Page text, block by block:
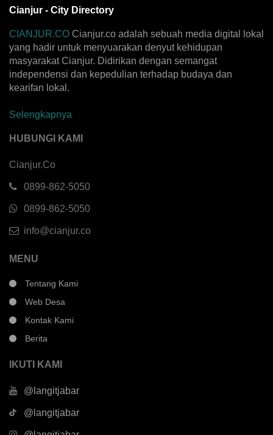
Cianjur - City Directory
CIANJUR.CO Cianjur.co adalah sebuah media digital lokal
yang hadir untuk menyuarakan denyut kehidupan
masyarakat Cianjur. Didirikan dengan semangat
independensi dan kepedulian terhadap budaya dan
kearifan lokal.
Selengkapnya
HUBUNGI KAMI
Cianjur.Co
0899-862-5050
0899-862-5050
info@cianjur.co
MENU
Tentang Kami
Web Desa
Kontak Kami
Berita
IKUTI KAMI
@langitjabar
@langitjabar